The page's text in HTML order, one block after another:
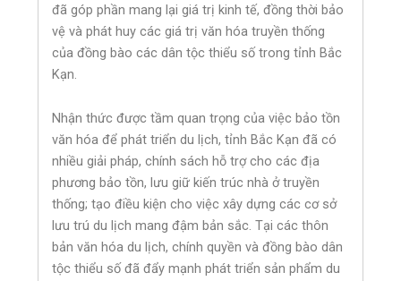
đã góp phần mang lại giá trị kinh tế, đồng thời bảo
vệ và phát huy các giá trị văn hóa truyền thống
của đồng bào các dân tộc thiểu số trong tỉnh Bắc
Kạn.
Nhận thức được tầm quan trọng của việc bảo tồn
văn hóa để phát triển du lịch, tỉnh Bắc Kạn đã có
nhiều giải pháp, chính sách hỗ trợ cho các địa
phương bảo tồn, lưu giữ kiến trúc nhà ở truyền
thống; tạo điều kiện cho việc xây dựng các cơ sở
lưu trú du lịch mang đậm bản sắc. Tại các thôn
bản văn hóa du lịch, chính quyền và đồng bào dân
tộc thiểu số đã đẩy mạnh phát triển sản phẩm du